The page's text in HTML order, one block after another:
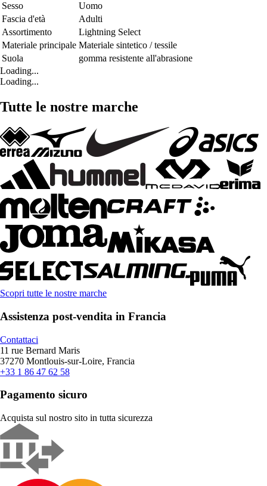
Sesso
Uomo
Fascia d'età
Adulti
Assortimento
Lightning Select
Materiale principale Materiale sintetico / tessile
Suola
gomma resistente all'abrasione
Loading...
Loading...
Tutte le nostre marche
Scopri tutte le nostre marche
Assistenza post-vendita in Francia
Contattaci
11 rue Bernard Maris
37270 Montlouis-sur-Loire, Francia
+33 1 86 47 62 58
Pagamento sicuro
Acquista sul nostro sito in tutta sicurezza